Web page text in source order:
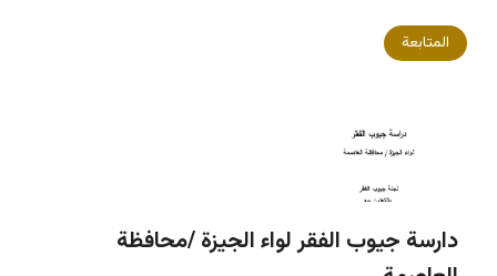
المتابعة
دارسة جيوب الفقر لواء الجيزة /محافظة